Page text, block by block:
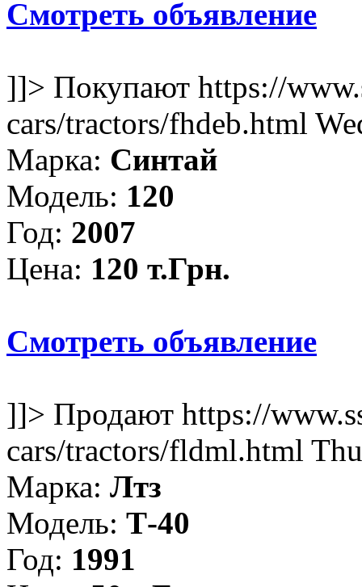
Смотреть объявление
]]> Покупают https://
cars/tractors/fhdeb.html
Марка: Синтай
Модель: 120
Год: 2007
Цена: 120 т.Грн.
Смотреть объявление
]]> Продают https://
cars/tractors/fldml.html
Марка: Лтз
Модель: Т-40
Год: 1991